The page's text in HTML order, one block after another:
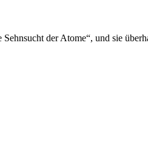
der Atome“, und sie